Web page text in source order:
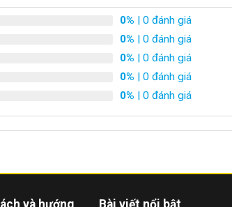
Kleiner Perkins ở Thung lũng Silicon.
0% | 0 đánh giá
0% | 0 đánh giá
0% | 0 đánh giá
0% | 0 đánh giá
0% | 0 đánh giá
và hướng
Bài viết nổi bật